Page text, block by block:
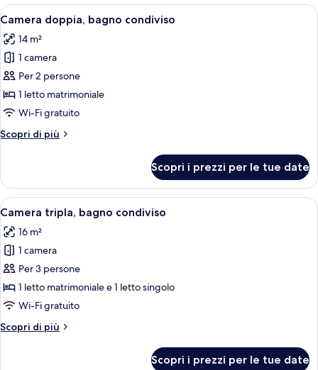
le
camere
Apri
tutte
le
foto
per
Camera
doppia,
condiviso
Camera da letto con un letto,
4
Camera doppia, bagno condiviso
14 m²
1 camera
Per 2 persone
1 letto matrimoniale
Wi-Fi gratuito
Scopri di più
Altri
doppia,
bagno
condiviso
Scopri i prezzi per le tue date
Apri
tutte
le
foto
per
Camera
tripla,
condiviso
Una camera da letto con un letto,
4
Camera tripla, bagno condiviso
16 m²
1 camera
Per 3 persone
1 letto matrimoniale e 1 letto singolo
Wi-Fi gratuito
Scopri di più
Altri
Scopri i prezzi per le tue date